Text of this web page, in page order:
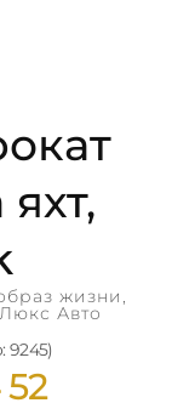
жизни,
Авто
9245)
52